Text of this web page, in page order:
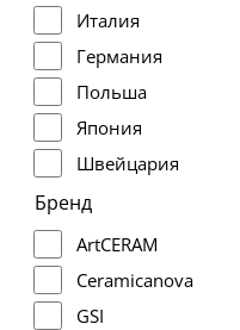
Италия
Германия
Польша
Япония
Швейцария
Бренд
ArtCERAM
Ceramicanova
GSI